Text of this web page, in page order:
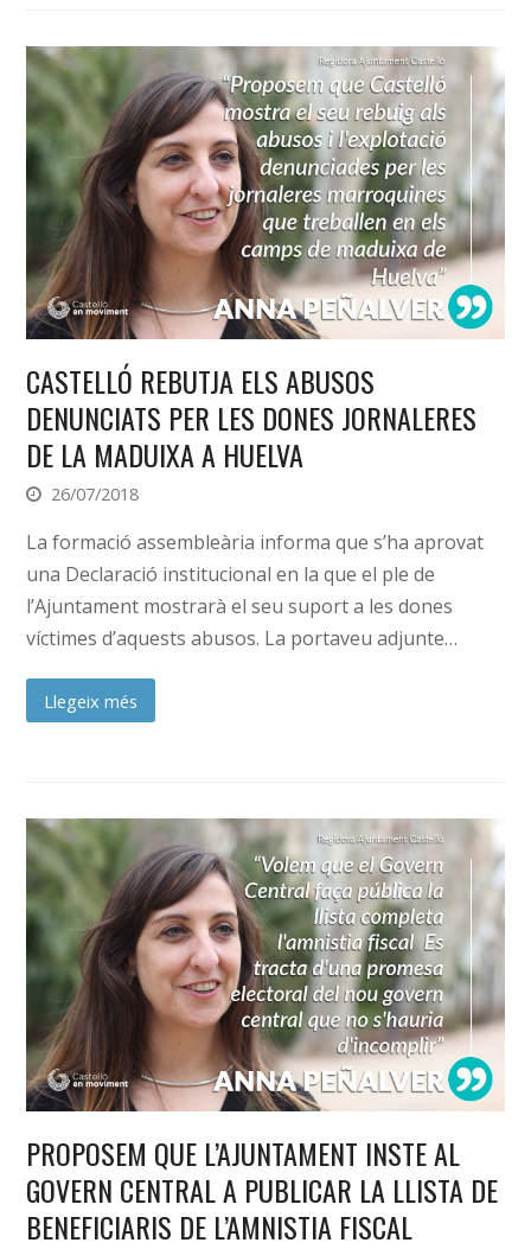
CASTELLÓ REBUTJA ELS ABUSOS
DENUNCIATS PER LES DONES JORNALERES
DE LA MADUIXA A HUELVA
26/07/2018
La formació assembleària informa que s’ha aprovat
una Declaració institucional en la que el ple de
l’Ajuntament mostrarà el seu suport a les dones
víctimes d’aquests abusos. La portaveu adjunte…
Llegeix més
PROPOSEM QUE L’AJUNTAMENT INSTE AL
GOVERN CENTRAL A PUBLICAR LA LLISTA DE
BENEFICIARIS DE L’AMNISTIA FISCAL